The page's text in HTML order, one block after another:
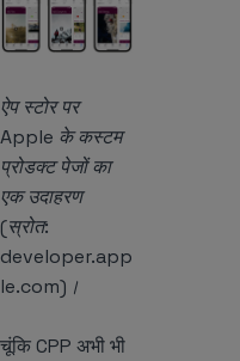
ऐप स्टोर पर
Apple के कस्टम
प्रोडक्ट पेजों का
एक उदाहरण
(स्रोत:
developer.app
le.com)।
चूंकि CPP अभी भी